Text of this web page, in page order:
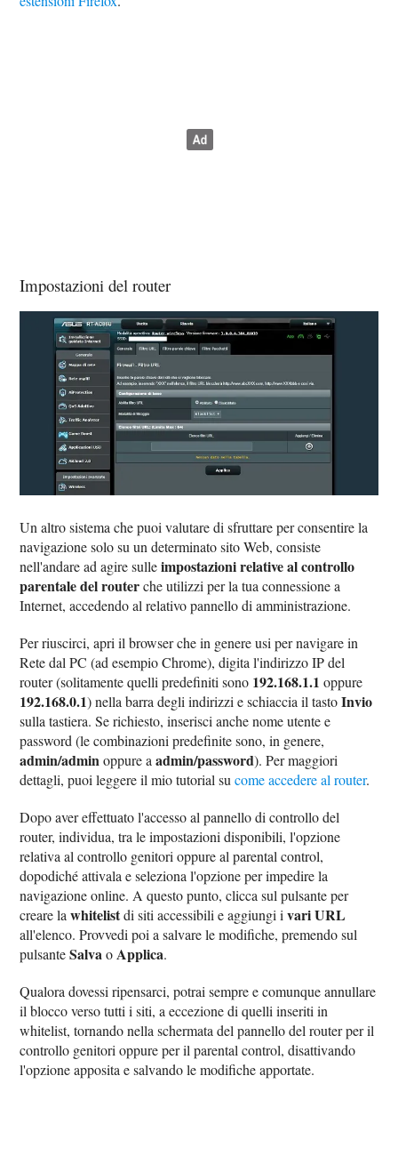
Impostazioni del router
Un altro sistema che puoi valutare di sfruttare per consentire la
navigazione solo su un determinato sito Web, consiste
nell'andare ad agire sulleimpostazioni relative al controllo
parentale del routerche utilizzi per la tua connessione a
Internet, accedendo al relativo pannello di amministrazione.
Per riuscirci, apri il browser che in genere usi per navigare in
Rete dal PC (ad esempio Chrome), digita l'indirizzo IP del
router (solitamente quelli predefiniti sono 192.168.1.1 oppure
192.168.0.1) nella barra degli indirizzi e schiaccia il tastoInvio
sulla tastiera. Se richiesto, inserisci anche nome utente e
password (le combinazioni predefinite sono, in genere,
admin/adminoppure aadmin/password). Per maggiori
dettagli, puoi leggere il mio tutorial sucome accedere al router.
Dopo aver effettuato l'accesso al pannello di controllo del
router, individua, tra le impostazioni disponibili, l'opzione
relativa al controllo genitori oppure al parental control,
dopodiché attivala e seleziona l'opzione per impedire la
navigazione online. A questo punto, clicca sul pulsante per
creare lawhitelistdi siti accessibili e aggiungi ivari URL
all'elenco. Provvedi poi a salvare le modifiche, premendo sul
pulsanteSalvao Applica.
Qualora dovessi ripensarci, potrai sempre e comunque annullare
il blocco verso tutti i siti, a eccezione di quelli inseriti in
whitelist, tornando nella schermata del pannello del router per il
controllo genitori oppure per il parental control, disattivando
l'opzione apposita e salvando le modifiche apportate.